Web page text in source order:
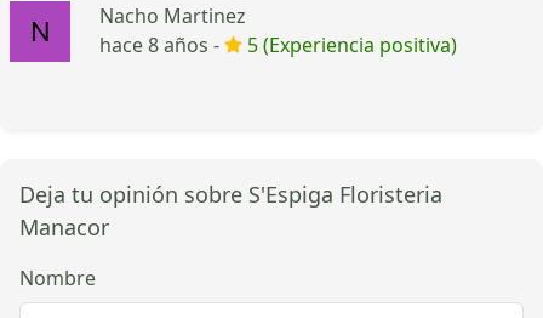
Nacho Martinez
hace 8 años -
5 (Experiencia positiva)
Deja tu opinión sobre S'Espiga Floristeria
Manacor
Nombre